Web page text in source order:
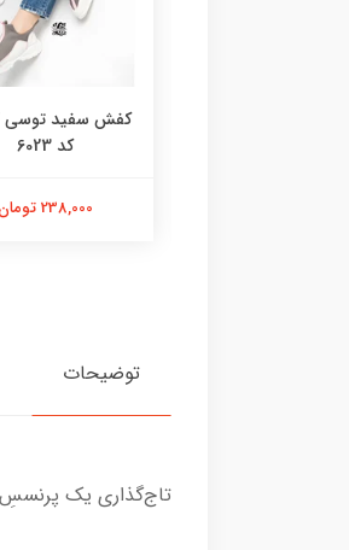
کفش سفید توسی
کد 6023
238,000 تومان
توضیحات
تاج‌گذاری یک